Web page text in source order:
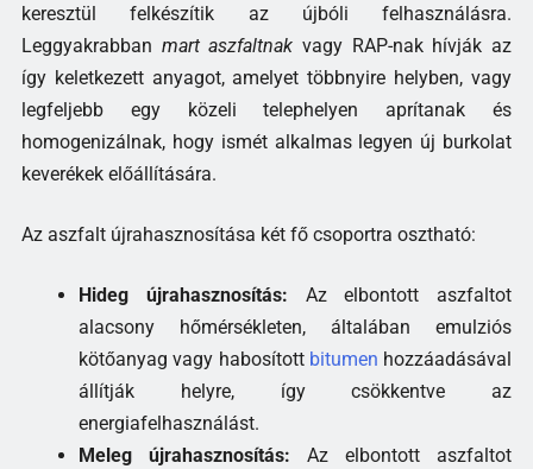
keresztül felkészítik az újbóli felhasználásra.
Leggyakrabban mart aszfaltnak vagy RAP-nak hívják az
így keletkezett anyagot, amelyet többnyire helyben, vagy
legfeljebb egy közeli telephelyen aprítanak és
homogenizálnak, hogy ismét alkalmas legyen új burkolat
keverékek előállítására.
Az aszfalt újrahasznosítása két fő csoportra osztható:
Hideg újrahasznosítás: Az elbontott aszfaltot
alacsony hőmérsékleten, általában emulziós
kötőanyag vagy habosított bitumen hozzáadásával
állítják helyre, így csökkentve az
energiafelhasználást.
Meleg újrahasznosítás: Az elbontott aszfaltot